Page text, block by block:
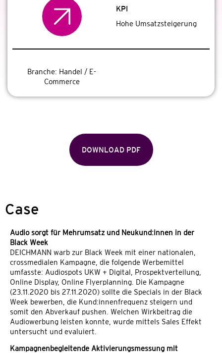
KPI
Hohe Umsatzsteigerung
Branche: Handel / E-
Commerce
DOWNLOAD PDF
Case
Audio sorgt für Mehrumsatz und Neukund:innen in der
Black Week
DEICHMANN warb zur Black Week mit einer nationalen,
crossmedialen Kampagne, die folgende Werbemittel
umfasste: Audiospots UKW + Digital, Prospektverteilung,
Online Display, Online Flyerplanning. Die Kampagne
(23.11.2020 bis 27.11.2020) sollte die Specials in der Black
Week bewerben, die Kund:innenfrequenz steigern und
somit den Abverkauf pushen. Welchen Wirkbeitrag die
Audiowerbung leisten konnte, wurde mittels Sales Effekt
untersucht und evaluiert.
Kampagnenbegleitende Aktivierungsmessung mit